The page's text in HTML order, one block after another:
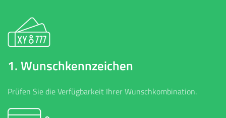
1. Wunschkennzeichen
Prüfen Sie die Verfügbarkeit Ihrer Wunschkombination.